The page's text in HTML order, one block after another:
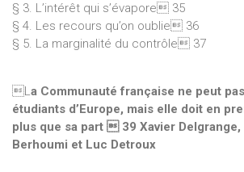
§ 3. L’intérêt qui s’évapore 35
§ 4. Les recours qu’on oublie 36
§ 5. La marginalité du contrôle 37
La Communauté française ne peut
étudiants d’Europe, mais elle doit en
plus que sa part  39 Xavier Delgrange,
Berhoumi et Luc Detroux